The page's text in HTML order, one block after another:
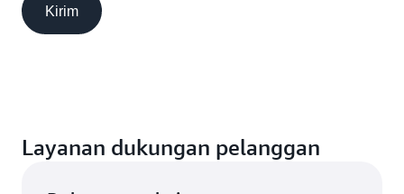
Kirim
Layanan dukungan pelanggan